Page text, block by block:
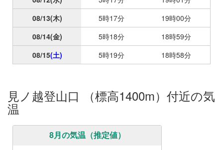
08/13(木) 5時17分
19時00分
08/14(金) 5時18分
18時59分
08/15(土) 5時19分 18時58分
見ノ越登山口 （標高1400m）付近の気
温
8月の気温（推定値）